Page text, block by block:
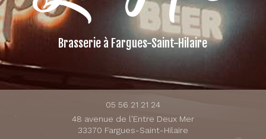
Brasserie à Fargues-Saint-Hilaire
05 56 21 21 24
48 avenue de l'Entre Deux Mer
33370 Fargues-Saint-Hilaire